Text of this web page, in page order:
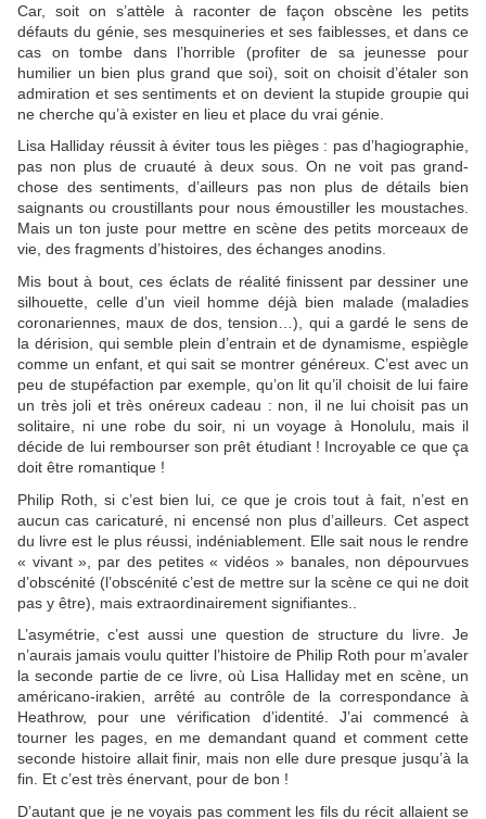
Car, soit on s’attèle à raconter de façon obscène les petits
défauts du génie, ses mesquineries et ses faiblesses, et dans ce
cas on tombe dans l’horrible (profiter de sa jeunesse pour
humilier un bien plus grand que soi), soit on choisit d’étaler son
admiration et ses sentiments et on devient la stupide groupie qui
ne cherche qu’à exister en lieu et place du vrai génie.
Lisa Halliday réussit à éviter tous les pièges : pas d’hagiographie,
pas non plus de cruauté à deux sous. On ne voit pas grand-
chose des sentiments, d’ailleurs pas non plus de détails bien
saignants ou croustillants pour nous émoustiller les moustaches.
Mais un ton juste pour mettre en scène des petits morceaux de
vie, des fragments d’histoires, des échanges anodins.
Mis bout à bout, ces éclats de réalité finissent par dessiner une
silhouette, celle d’un vieil homme déjà bien malade (maladies
coronariennes, maux de dos, tension…), qui a gardé le sens de
la dérision, qui semble plein d’entrain et de dynamisme, espiègle
comme un enfant, et qui sait se montrer généreux. C’est avec un
peu de stupéfaction par exemple, qu’on lit qu’il choisit de lui faire
un très joli et très onéreux cadeau : non, il ne lui choisit pas un
solitaire, ni une robe du soir, ni un voyage à Honolulu, mais il
décide de lui rembourser son prêt étudiant ! Incroyable ce que ça
doit être romantique !
Philip Roth, si c’est bien lui, ce que je crois tout à fait, n’est en
aucun cas caricaturé, ni encensé non plus d’ailleurs. Cet aspect
du livre est le plus réussi, indéniablement. Elle sait nous le rendre
« vivant », par des petites « vidéos » banales, non dépourvues
d’obscénité (l’obscénité c’est de mettre sur la scène ce qui ne doit
pas y être), mais extraordinairement signifiantes..
L’asymétrie, c’est aussi une question de structure du livre. Je
n’aurais jamais voulu quitter l’histoire de Philip Roth pour m’avaler
la seconde partie de ce livre, où Lisa Halliday met en scène, un
américano-irakien, arrêté au contrôle de la correspondance à
Heathrow, pour une vérification d’identité. J’ai commencé à
tourner les pages, en me demandant quand et comment cette
seconde histoire allait finir, mais non elle dure presque jusqu’à la
fin. Et c’est très énervant, pour de bon !
D’autant que je ne voyais pas comment les fils du récit allaient se